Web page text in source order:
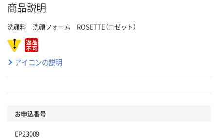
商品説明
洗顔料 洗顔フォーム ROSETTE（ロゼット）
アイコンの説明
お申込番号
EP23009